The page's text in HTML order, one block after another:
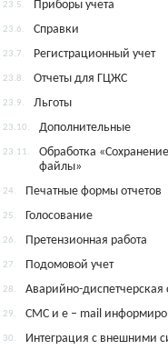
23.5. Приборы учета
23.6. Справки
23.7. Регистрационный учет
23.8. Отчеты для ГЦЖС
23.9. Льготы
23.10. Дополнительные
23.11.
Обработка
файлы»
24. Печатные формы отчетов
25. Голосование
26. Претензионная работа
27. Подомовой учет
28. Аварийно-диспетчерская
29. СМС и e – mail
30. Интеграция с внешними